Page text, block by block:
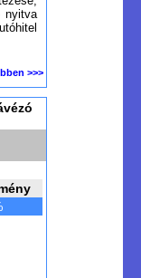
nyitva
>>>